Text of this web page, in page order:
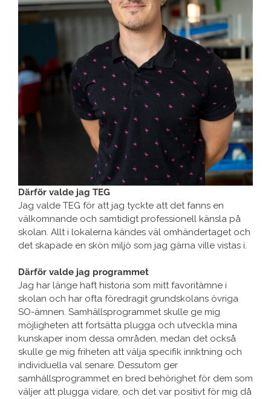
Därför valde jag TEG
Jag valde TEG för att jag tyckte att det fanns en
välkomnande och samtidigt professionell känsla på
skolan. Allt i lokalerna kändes väl omhändertaget och
det skapade en skön miljö som jag gärna ville vistas i.
Därför valde jag programmet
Jag har länge haft historia som mitt favoritämne i
skolan och har ofta föredragit grundskolans övriga
SO-ämnen. Samhällsprogrammet skulle ge mig
möjligheten att fortsätta plugga och utveckla mina
kunskaper inom dessa områden, medan det också
skulle ge mig friheten att välja specifik inriktning och
individuella val senare. Dessutom ger
samhällsprogrammet en bred behörighet för dem som
väljer att plugga vidare, och det var positivt för mig då